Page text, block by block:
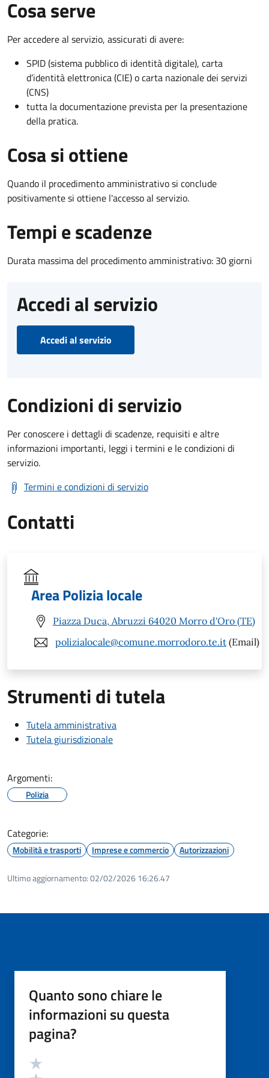
Cosa serve
Per accedere al servizio, assicurati di avere:
SPID (sistema pubblico di identità digitale), carta
d’identità elettronica (CIE) o carta nazionale dei servizi
(CNS)
tutta la documentazione prevista per la presentazione
della pratica.
Cosa si ottiene
Quando il procedimento amministrativo si conclude
positivamente si ottiene l'accesso al servizio.
Tempi e scadenze
Durata massima del procedimento amministrativo: 30 giorni
Accedi al servizio
Accedi al servizio
Condizioni di servizio
Per conoscere i dettagli di scadenze, requisiti e altre
informazioni importanti, leggi i termini e le condizioni di
servizio.
Termini e condizioni di servizio
Contatti
Area Polizia locale
Piazza Duca, Abruzzi 64020 Morro d'Oro (TE)
polizialocale@comune.morrodoro.te.it (Email)
Strumenti di tutela
Tutela amministrativa
Tutela giurisdizionale
Argomenti:
Polizia
Categorie:
Mobilità e trasporti Imprese e commercio Autorizzazioni
Ultimo aggiornamento:02/02/2026 16:26.47
Quanto sono chiare le
informazioni su questa
pagina?
Valutazione